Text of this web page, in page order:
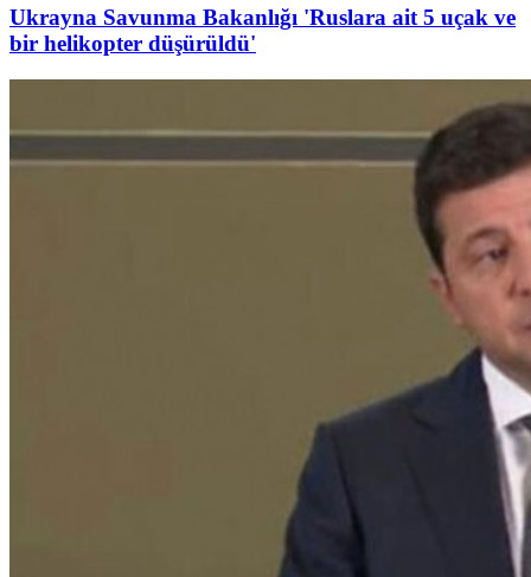
Ukrayna Savunma Bakanlığı 'Ruslara ait 5 uçak ve
bir helikopter düşürüldü'